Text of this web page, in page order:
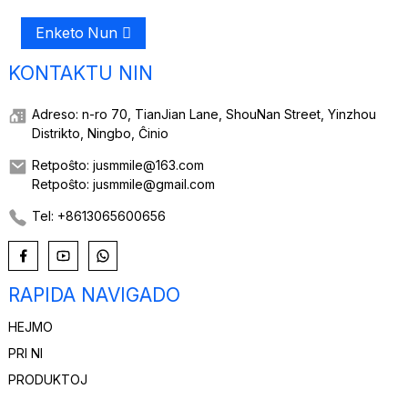
Enketo Nun
KONTAKTU NIN
Adreso: n-ro 70, TianJian Lane, ShouNan Street, Yinzhou
Distrikto, Ningbo, Ĉinio
Retpoŝto: jusmmile@163.com
Retpoŝto: jusmmile@gmail.com
Tel: +8613065600656
RAPIDA NAVIGADO
HEJMO
PRI NI
PRODUKTOJ